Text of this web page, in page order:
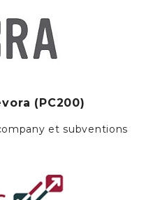
(PC200)
et subventions